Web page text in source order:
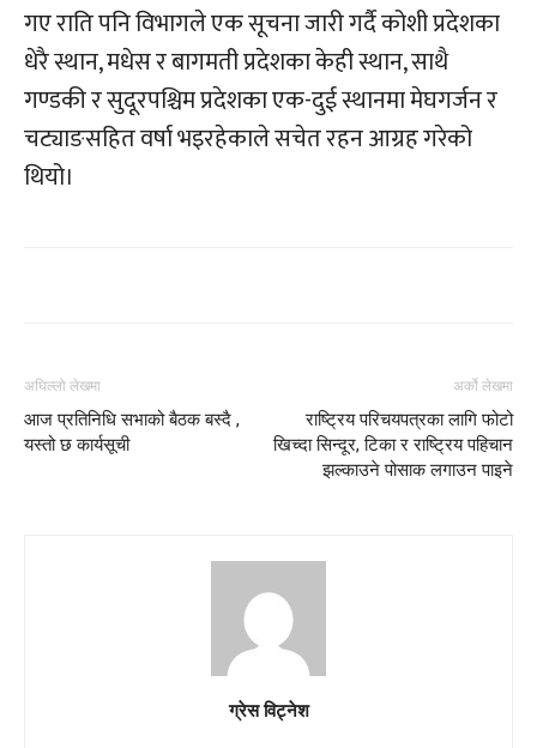
गए राति पनि विभागले एक सूचना जारी गर्दै कोशी प्रदेशका
धेरै स्थान, मधेस र बागमती प्रदेशका केही स्थान, साथै
गण्डकी र सुदूरपश्चिम प्रदेशका एक-दुई स्थानमा मेघगर्जन र
चट्याङसहित वर्षा भइरहेकाले सचेत रहन आग्रह गरेको
थियो।
अघिल्लो लेखमा
आज प्रतिनिधि सभाको बैठक बस्दै ,
यस्तो छ कार्यसूची
अर्को लेखमा
राष्ट्रिय परिचयपत्रका लागि फोटो
खिच्दा सिन्दूर, टिका र राष्ट्रिय पहिचान
झल्काउने पोसाक लगाउन पाइने
ग्रेस विट्नेश